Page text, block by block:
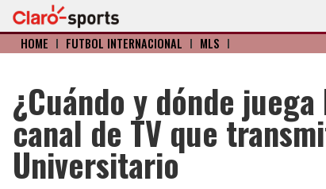
HOME I FÚTBOL INTERNACIONAL I MLS I
¿Cuándo y dónde
canal de TV que
Universitario